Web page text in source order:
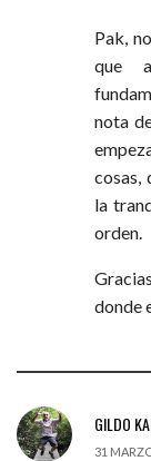
Pak,
que
nota
cosas,
la
orden.
donde
GILDO
31